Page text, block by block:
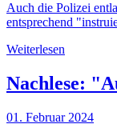
Auch die Polizei
entsprechend
Weiterlesen
Nachlese:
01. Februar 2024